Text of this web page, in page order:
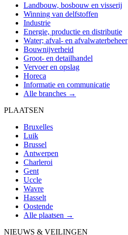
Landbouw, bosbouw en visserij
Winning van delfstoffen
Industrie
Energie, productie en distributie
Water; afval- en afvalwaterbeheer
Bouwnijverheid
Groot- en detailhandel
Vervoer en opslag
Horeca
Informatie en communicatie
Alle branches →
PLAATSEN
Bruxelles
Luik
Brussel
Antwerpen
Charleroi
Gent
Uccle
Wavre
Hasselt
Oostende
Alle plaatsen →
NIEUWS & VEILINGEN